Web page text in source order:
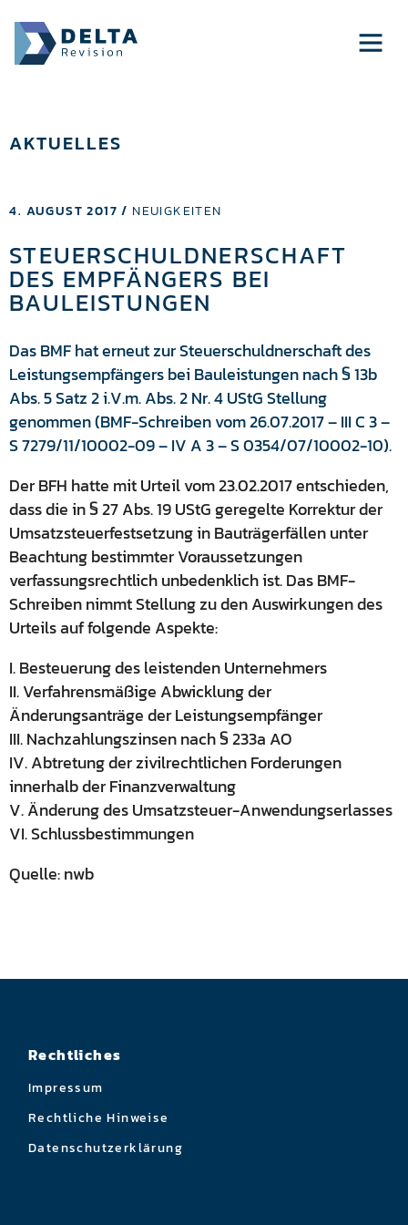
AKTUELLES
4. AUGUST 2017 / NEUIGKEITEN
STEUERSCHULDNERSCHAFT
DES EMPFÄNGERS BEI
BAULEISTUNGEN
Das BMF hat erneut zur Steuerschuldnerschaft des
Leistungsempfängers bei Bauleistungen nach § 13b
Abs. 5 Satz 2 i.V.m. Abs. 2 Nr. 4 UStG Stellung
genommen (BMF-Schreiben vom 26.07.2017 – III C 3 –
S 7279/11/10002-09 – IV A 3 – S 0354/07/10002-10).
Der BFH hatte mit Urteil vom 23.02.2017 entschieden,
dass die in § 27 Abs. 19 UStG geregelte Korrektur der
Umsatzsteuerfestsetzung in Bauträgerfällen unter
Beachtung bestimmter Voraussetzungen
verfassungsrechtlich unbedenklich ist. Das BMF-
Schreiben nimmt Stellung zu den Auswirkungen des
Urteils auf folgende Aspekte:
I. Besteuerung des leistenden Unternehmers
II. Verfahrensmäßige Abwicklung der
Änderungsanträge der Leistungsempfänger
III. Nachzahlungszinsen nach § 233a AO
IV. Abtretung der zivilrechtlichen Forderungen
innerhalb der Finanzverwaltung
V. Änderung des Umsatzsteuer-Anwendungserlasses
VI. Schlussbestimmungen
Quelle: nwb
Rechtliches
Impressum
Rechtliche Hinweise
Datenschutzerklärung